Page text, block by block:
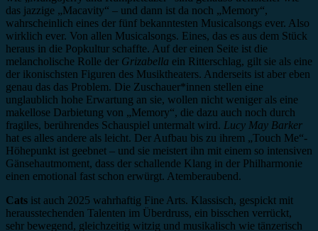
das jazzige „Macavity“ – und dann ist da noch „Memory“,
wahrscheinlich eines der fünf bekanntesten Musicalsongs ever. Also
wirklich ever. Von allen Musicalsongs. Eines, das es aus dem Stück
heraus in die Popkultur schaffte. Auf der einen Seite ist die
melancholische Rolle der Grizabella ein Ritterschlag, gilt sie als eine
der ikonischsten Figuren des Musiktheaters. Anderseits ist aber eben
genau das das Problem. Die Zuschauer*innen stellen eine
unglaublich hohe Erwartung an sie, wollen nicht weniger als eine
makellose Darbietung von „Memory“, die dazu auch noch durch
fragiles, berührendes Schauspiel untermalt wird. Lucy May Barker
hat es alles andere als leicht. Der Aufbau bis zu ihrem „Touch Me“-
Höhepunkt ist geebnet – und sie meistert ihn mit einem so intensiven
Gänsehautmoment, dass der schallende Klang in der Philharmonie
einen emotional fast schon erwürgt. Atemberaubend.
Cats ist auch 2025 wahrhaftig Fine Arts. Klassisch, gespickt mit
herausstechenden Talenten im Überdruss, ein bisschen verrückt,
sehr bewegend, gleichzeitig witzig und musikalisch wie tänzerisch